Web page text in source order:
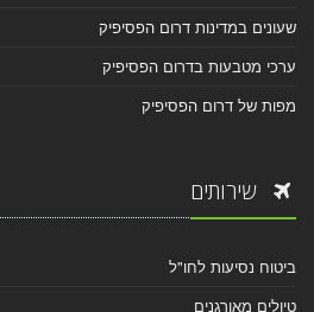
שעונים במדינות דרום הפסיפיק
ערכי מטבעות בדרום הפסיפיק
מפות של דרום הפסיפיק
שירותים
ביטוח נסיעות לחו"ל
טיולים מאורגנים